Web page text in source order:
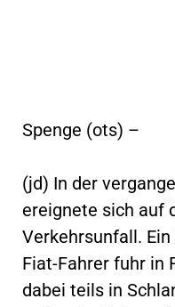
Spenge (ots) –
(jd) In der
ereignete sich auf
Verkehrsunfall.
Fiat-Fahrer fuhr in
dabei teils in